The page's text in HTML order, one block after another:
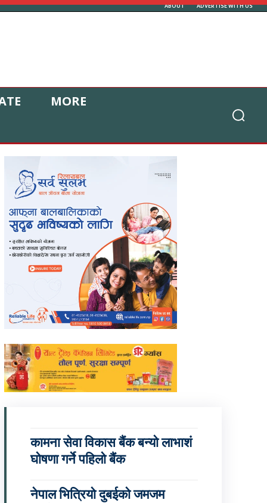
ABOUT ADVERTISE WITH US
MORE
कामना सेवा विकास बैंक बन्यो लाभाशं
घोषणा गर्ने पहिलो बैंक
नेपाल भित्रियो दुबईको जमजम